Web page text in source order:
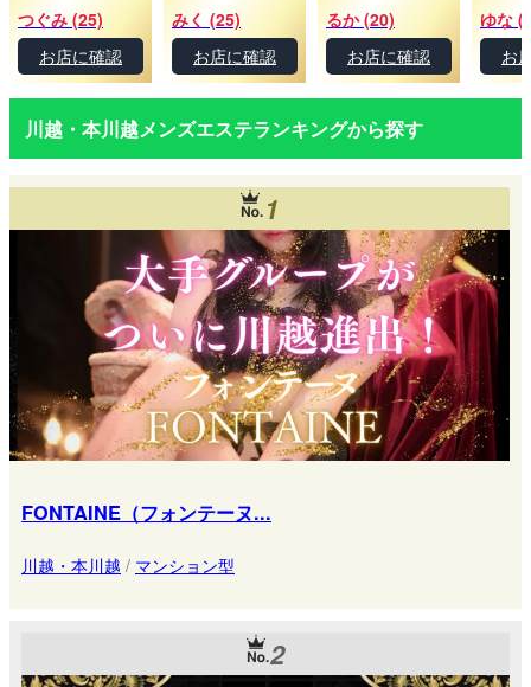
つぐみ (25)
お店に確認
みく (25)
お店に確認
るか (20)
お店に確認
ゆな
お
川越・本川越メンズエステランキングから探す
1
FONTAINE（フォンテーヌ...
川越・本川越 / マンション型
2